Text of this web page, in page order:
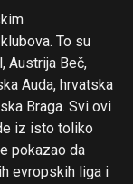
To su
Austrija Beč,
Auda, hrvatska
Braga. Svi ovi
iz isto toliko
pokazao da
evropskih liga i